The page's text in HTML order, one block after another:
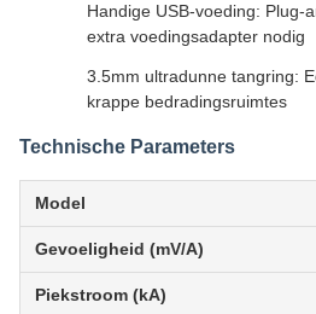
Handige USB-voeding: Plug-
extra voedingsadapter nodig
3.5mm ultradunne tangring:
krappe bedradingsruimtes
Technische Parameters
Model
Gevoeligheid (mV/A)
Piekstroom (kA)